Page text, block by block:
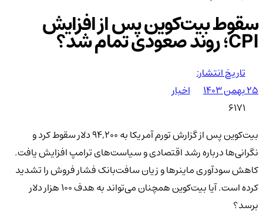
سقوط بیت‌کوین پس از افزایش
CPI؛ روند صعودی تمام شد؟
تاریخ انتشار:
۲۵ بهمن ۱۴۰۳
اخبار
6171
بیت‌کوین پس از گزارش تورم آمریکا به ۹۴,۲۰۰ دلار سقوط کرد و
نگرانی‌ها درباره رشد اقتصادی و سیاست‌های ترامپ افزایش یافت.
کاهش سودآوری ماینرها و زیان سافت‌بانک فشار فروش را تشدید
کرده است. آیا بیت‌کوین همچنان می‌تواند به هدف ۱۰۰ هزار دلار
برسد؟